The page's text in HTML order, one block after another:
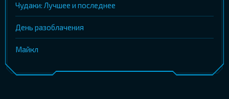
Чудаки: Лучшее и последнее
День разоблачения
Майкл